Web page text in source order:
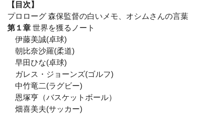
【目次】
プロローグ 森保監督の白いメモ、オシムさんの言葉
第１章 世界を獲るノート
伊藤美誠(卓球)
朝比奈沙羅(柔道)
早田ひな(卓球)
ガレス・ジョーンズ(ゴルフ)
中竹竜二(ラグビー)
恩塚亨（バスケットボール）
畑喜美夫(サッカー)